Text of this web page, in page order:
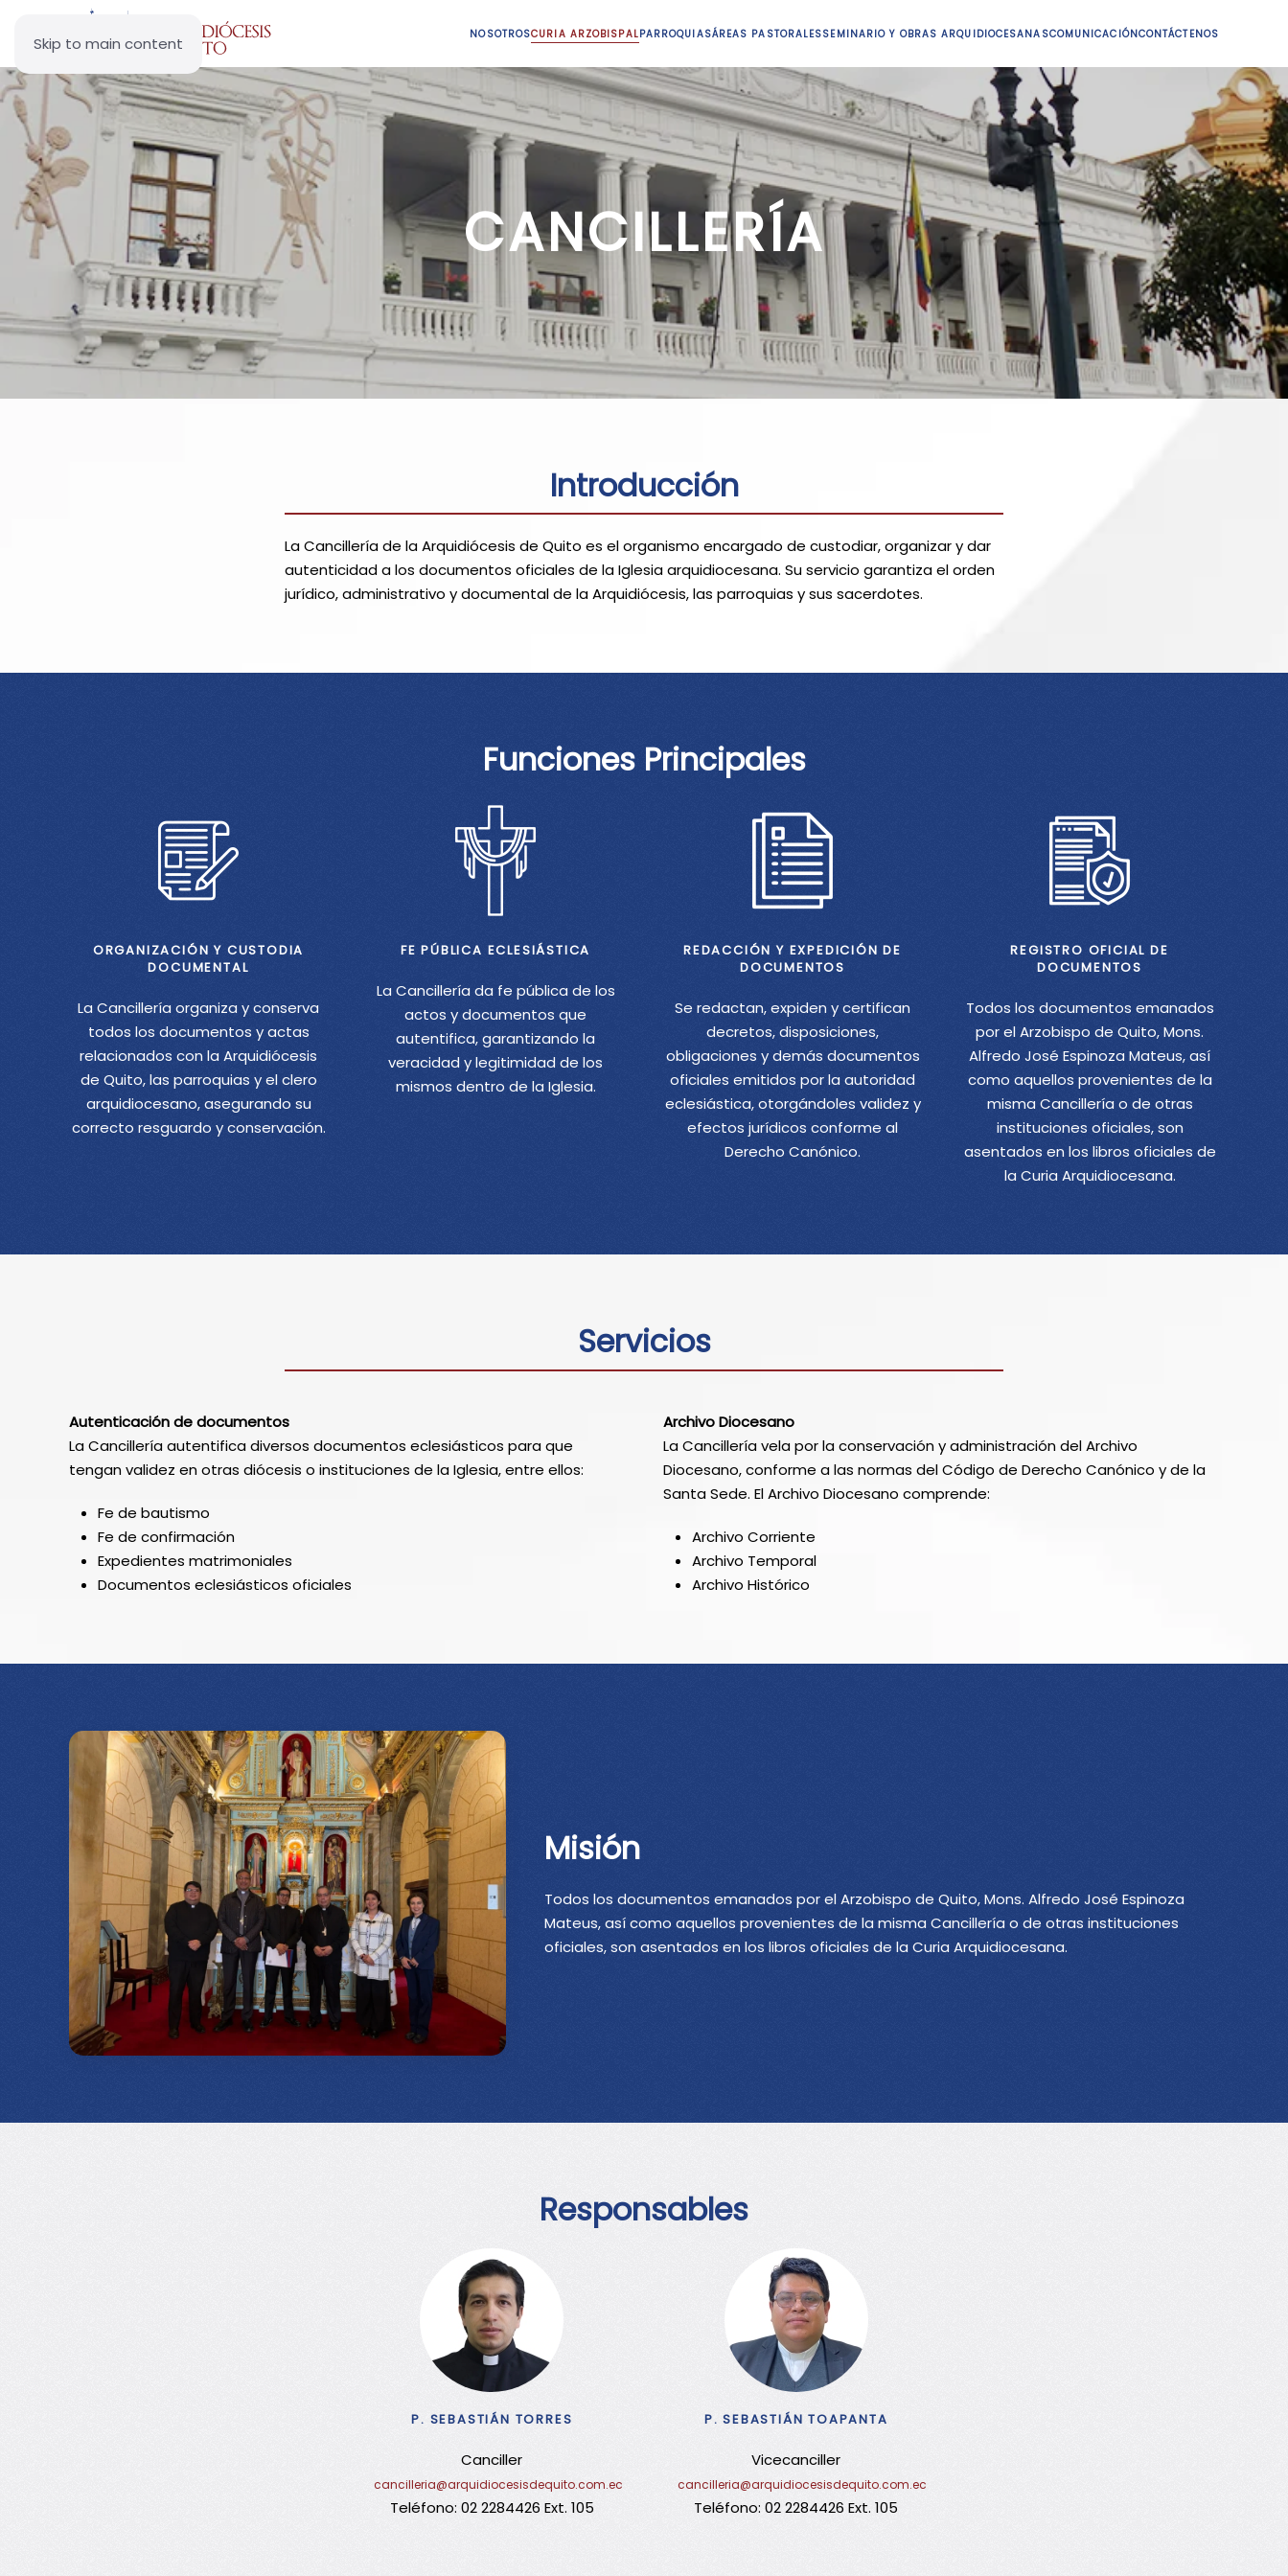
Skip to main content NOSOTROSCURIA ARZOBISPALPARROQUIASÁREAS PASTORALESSEMINARIO Y OBRAS ARQUIDIOCESANASCOMUNICACIÓNCONTÁCTENOS
CANCILLERÍA
Introducción
La Cancillería de la Arquidiócesis de Quito es el organismo encargado de custodiar, organizar y dar
autenticidad a los documentos oficiales de la Iglesia arquidiocesana. Su servicio garantiza el orden
jurídico, administrativo y documental de la Arquidiócesis, las parroquias y sus sacerdotes.
Funciones Principales
ORGANIZACIÓN Y CUSTODIA
DOCUMENTAL
La Cancillería organiza y conserva
todos los documentos y actas
relacionados con la Arquidiócesis
de Quito, las parroquias y el clero
arquidiocesano, asegurando su
correcto resguardo y conservación.
FE PÚBLICA ECLESIÁSTICA
La Cancillería da fe pública de los
actos y documentos que
autentifica, garantizando la
veracidad y legitimidad de los
mismos dentro de la Iglesia.
REDACCIÓN Y EXPEDICIÓN DE
DOCUMENTOS
Se redactan, expiden y certifican
decretos, disposiciones,
obligaciones y demás documentos
oficiales emitidos por la autoridad
eclesiástica, otorgándoles validez y
efectos jurídicos conforme al
Derecho Canónico.
REGISTRO OFICIAL DE
DOCUMENTOS
Todos los documentos emanados
por el Arzobispo de Quito, Mons.
Alfredo José Espinoza Mateus, así
como aquellos provenientes de la
misma Cancillería o de otras
instituciones oficiales, son
asentados en los libros oficiales de
la Curia Arquidiocesana.
Servicios
Autenticación de documentos
La Cancillería autentifica diversos documentos eclesiásticos para que
tengan validez en otras diócesis o instituciones de la Iglesia, entre ellos:
Fe de bautismo
Fe de confirmación
Expedientes matrimoniales
Documentos eclesiásticos oficiales
Archivo Diocesano
La Cancillería vela por la conservación y administración del Archivo
Diocesano, conforme a las normas del Código de Derecho Canónico y de la
Santa Sede. El Archivo Diocesano comprende:
Archivo Corriente
Archivo Temporal
Archivo Histórico
Misión
Todos los documentos emanados por el Arzobispo de Quito, Mons. Alfredo José Espinoza
Mateus, así como aquellos provenientes de la misma Cancillería o de otras instituciones
oficiales, son asentados en los libros oficiales de la Curia Arquidiocesana.
Responsables
P. SEBASTIÁN TORRES
Canciller
cancilleria@arquidiocesisdequito.com.ec
Teléfono: 02 2284426 Ext. 105
P. SEBASTIÁN TOAPANTA
Vicecanciller
cancilleria@arquidiocesisdequito.com.ec
Teléfono: 02 2284426 Ext. 105